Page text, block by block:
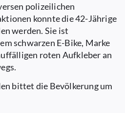
polizeilichen
konnte die 42-Jährige
werden. Sie ist
schwarzen E-Bike, Marke
roten Aufkleber an
bittet die Bevölkerung um